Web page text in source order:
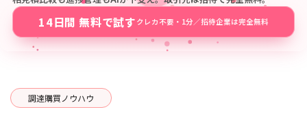
14日間 無料で試す クレカ不要・1分／招待企業は完全無料
調達購買ノウハウ